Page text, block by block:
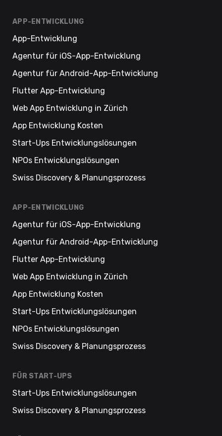
APP-ENTWICKLUNG
App-Entwicklung
Agentur für iOS-App-Entwicklung
Agentur für Android-App-Entwicklung
Flutter App-Entwicklung
Web App Entwicklung in Zürich
App Entwicklung Kosten
Start-Ups Entwicklungslösungen
NPOs Entwicklungslösungen
Swiss Discovery & Planungsprozess
APP-ENTWICKLUNG
Agentur für iOS-App-Entwicklung
Agentur für Android-App-Entwicklung
Flutter App-Entwicklung
Web App Entwicklung in Zürich
App Entwicklung Kosten
Start-Ups Entwicklungslösungen
NPOs Entwicklungslösungen
Swiss Discovery & Planungsprozess
FÜR START-UPS
Start-Ups Entwicklungslösungen
Swiss Discovery & Planungsprozess